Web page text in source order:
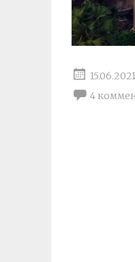
15.06.2021
4